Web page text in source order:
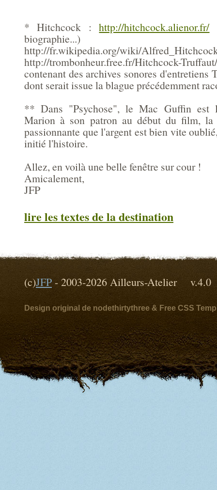
* Hitchcock :http://hitchcock.alienor.fr/
biographie...)
http://fr.wikipedia.org/wiki/
http://trombonheur.free.fr/Hitchcock-
contenant des archives sonores d'entretiens
dont serait issue la blague précédemment
** Dans "Psychose", le Mac Guffin est
Marion à son patron au début du film, la
passionnante que l'argent est bien vite
initié l'histoire.
Allez, en voilà une belle fenêtre sur cour !
Amicalement,
JFP
lire les textes de la destination
(c)JFP - 2003-2026 Ailleurs-Atelier
Design original de nodethirtythree & Free CSS